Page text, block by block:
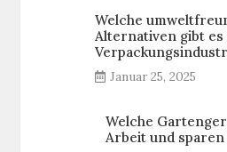
Welche
Alternativen gibt es
Januar 25, 2025
Welche
Arbeit und sparen